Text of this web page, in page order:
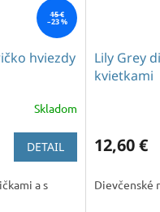
15 €
–23 %
hviezdy
Skladom
DETAIL
a s
Lily Grey
kvietkami
12,60 €
Dievčenské